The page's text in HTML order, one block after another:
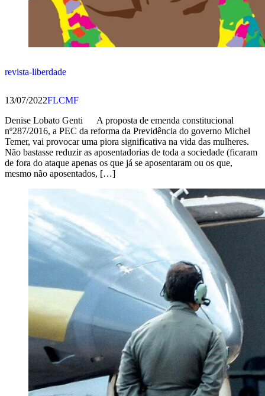
revista-liberdade
13/07/2022FLCMF
Denise Lobato Genti A proposta de emenda constitucional
nº287/2016, a PEC da reforma da Previdência do governo Michel
Temer, vai provocar uma piora significativa na vida das mulheres.
Não bastasse reduzir as aposentadorias de toda a sociedade (ficaram
de fora do ataque apenas os que já se aposentaram ou os que,
mesmo não aposentados, […]